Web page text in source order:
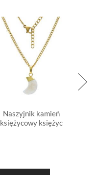
Naszyjnik kamień
księżycowy księżyc